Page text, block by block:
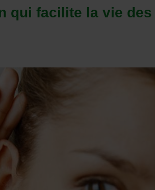
qui facilite la vie des